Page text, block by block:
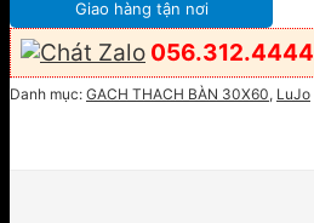
Giao hàng tận nơi
056.312.4444
Danh mục: GACH THACH BÀN 30X60, LuJo